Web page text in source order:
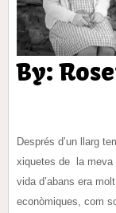
By:
Després d’un llarg
xiquetes de la meva
vida d’abans era
econòmiques, com